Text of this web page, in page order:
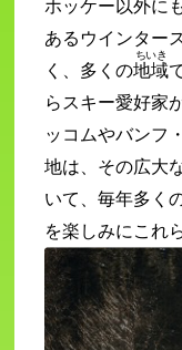
ホッケー以外に
あるウインター
く、多くの地域
ちいき
らスキー愛好家
ッコムやバンフ
地は、その広大
いて、毎年多く
を楽しみにこれ